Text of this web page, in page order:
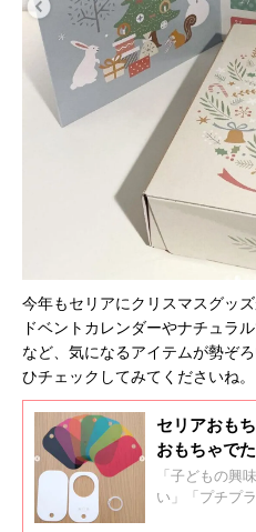
今年もセリアにクリスマスグッ
ドベントカレンダーやナチュラ
など、気になるアイテムが勢ぞ
ひチェックしてみてくださいね。
セリアおも
おもちゃで
テム4選
「子どもの興
い」「プチプ